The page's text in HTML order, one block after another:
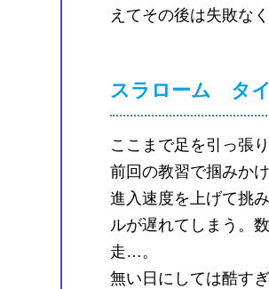
えてその後は失敗なく
スラローム タ
ここまで足を引っ張
前回の教習で掴みか
進入速度を上げて挑
ルが遅れてしまう。
走…。
無い日にしては酷す